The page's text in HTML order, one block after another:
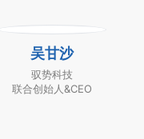
吴甘沙
驭势科技
联合创始人&CEO